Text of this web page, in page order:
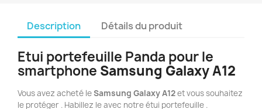
Description Détails du produit
Etui portefeuille Panda pour le
smartphone Samsung Galaxy A12
Vous avez acheté leSamsung Galaxy A12et vous souhaitez
le protéger . Habillez le avec notre étui portefeuille .